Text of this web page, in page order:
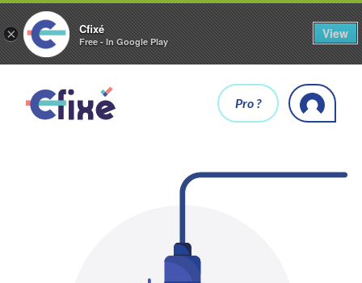
× Cfixé
Free - In Google Play
View
Pro ?